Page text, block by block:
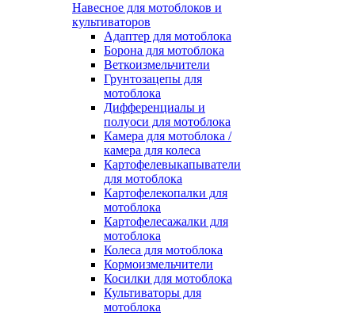
Навесное для мотоблоков и
культиваторов
Адаптер для мотоблока
Борона для мотоблока
Веткоизмельчители
Грунтозацепы для
мотоблока
Дифференциалы и
полуоси для мотоблока
Камера для мотоблока /
камера для колеса
Картофелевыкапыватели
для мотоблока
Картофелекопалки для
мотоблока
Картофелесажалки для
мотоблока
Колеса для мотоблока
Кормоизмельчители
Косилки для мотоблока
Культиваторы для
мотоблока